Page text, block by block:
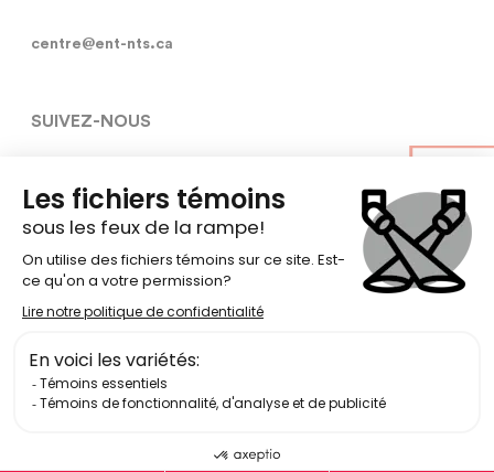
centre@ent-nts.ca
SUIVEZ-NOUS
École nationale de théâtre du Canada
Conditions générales d’utilisation
Politique EDIA
Se Connecter